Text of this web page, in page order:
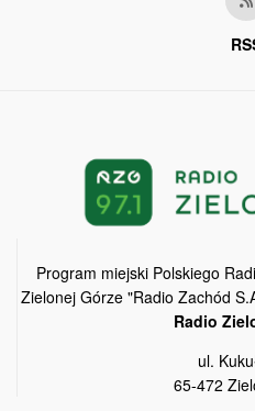
Program miejski Polskiego
Zielonej Górze "Radio Zachód
Radio
ul.
65-472